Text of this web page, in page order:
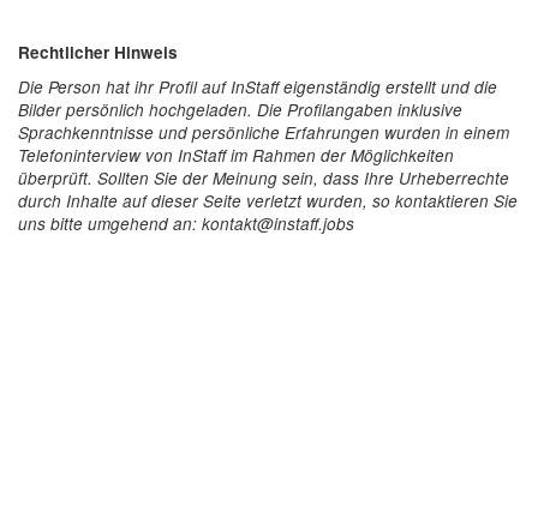
Rechtlicher Hinweis
Die Person hat ihr Profil auf InStaff eigenständig erstellt und die
Bilder persönlich hochgeladen. Die Profilangaben inklusive
Sprachkenntnisse und persönliche Erfahrungen wurden in einem
Telefoninterview von InStaff im Rahmen der Möglichkeiten
überprüft. Sollten Sie der Meinung sein, dass Ihre Urheberrechte
durch Inhalte auf dieser Seite verletzt wurden, so kontaktieren Sie
uns bitte umgehend an: kontakt@instaff.jobs